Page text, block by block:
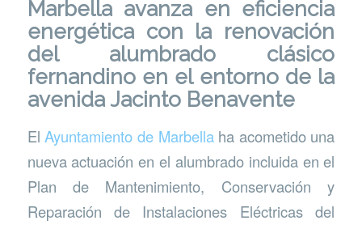
Marbella avanza en eficiencia
energética con la renovación
del alumbrado clásico
fernandino en el entorno de la
avenida Jacinto Benavente
ElAyuntamiento de Marbellaha acometido una
nueva actuación en el alumbrado incluida en el
Plan de Mantenimiento, Conservación y
Reparación de Instalaciones Eléctricas del